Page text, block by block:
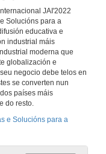
JAI'2022
Solucións para a
educativa e
industrial máis
moderna que
globalización e
negocio debe telos en
se converten nun
países máis
do resto.
e Solucións para a